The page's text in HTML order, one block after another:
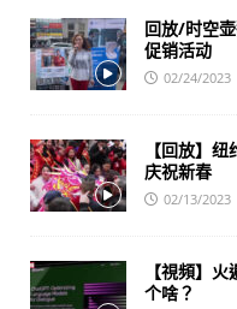
回放/时空
促销活动
02/24/2023
【回放】
庆祝新春
02/13/2023
【視頻】
个啥？